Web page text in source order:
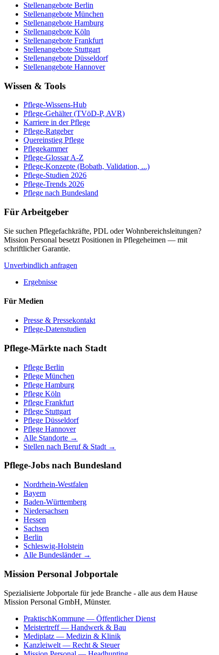
Stellenangebote Berlin
Stellenangebote München
Stellenangebote Hamburg
Stellenangebote Köln
Stellenangebote Frankfurt
Stellenangebote Stuttgart
Stellenangebote Düsseldorf
Stellenangebote Hannover
Wissen & Tools
Pflege-Wissens-Hub
Pflege-Gehälter (TVöD-P, AVR)
Karriere in der Pflege
Pflege-Ratgeber
Quereinstieg Pflege
Pflegekammer
Pflege-Glossar A-Z
Pflege-Konzepte (Bobath, Validation, ...)
Pflege-Studien 2026
Pflege-Trends 2026
Pflege nach Bundesland
Für Arbeitgeber
Sie suchen Pflegefachkräfte, PDL oder Wohnbereichsleitungen?
Mission Personal besetzt Positionen in Pflegeheimen — mit
schriftlicher Garantie.
Unverbindlich anfragen
Ergebnisse
Für Medien
Presse & Pressekontakt
Pflege-Datenstudien
Pflege-Märkte nach Stadt
Pflege Berlin
Pflege München
Pflege Hamburg
Pflege Köln
Pflege Frankfurt
Pflege Stuttgart
Pflege Düsseldorf
Pflege Hannover
Alle Standorte →
Stellen nach Beruf & Stadt →
Pflege-Jobs nach Bundesland
Nordrhein-Westfalen
Bayern
Baden-Württemberg
Niedersachsen
Hessen
Sachsen
Berlin
Schleswig-Holstein
Alle Bundesländer →
Mission Personal Jobportale
Spezialisierte Jobportale für jede Branche - alle aus dem Hause
Mission Personal GmbH, Münster.
PraktischKommune — Öffentlicher Dienst
Meistertreff— Handwerk & Bau
Mediplatz — Medizin & Klinik
Kanzleiwelt — Recht & Steuer